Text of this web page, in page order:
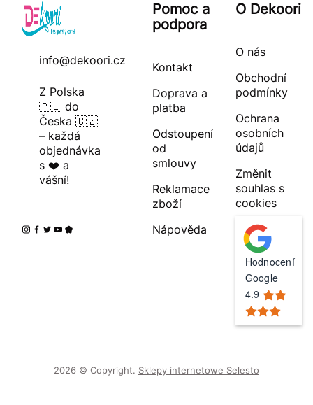
info@dekoori.cz
Z Polska
🇵🇱 do
Česka 🇨🇿
– každá
objednávka
s ❤️ a
vášní!
Pomoc a
podpora
Kontakt
Doprava a
platba
Odstoupení
od
smlouvy
Reklamace
zboží
Nápověda
O Dekoori
O nás
Obchodní
podmínky
Ochrana
osobních
údajů
Změnit
souhlas s
cookies
Hodnocení
Google
4.9
2026 © Copyright. Sklepy internetowe Selesto